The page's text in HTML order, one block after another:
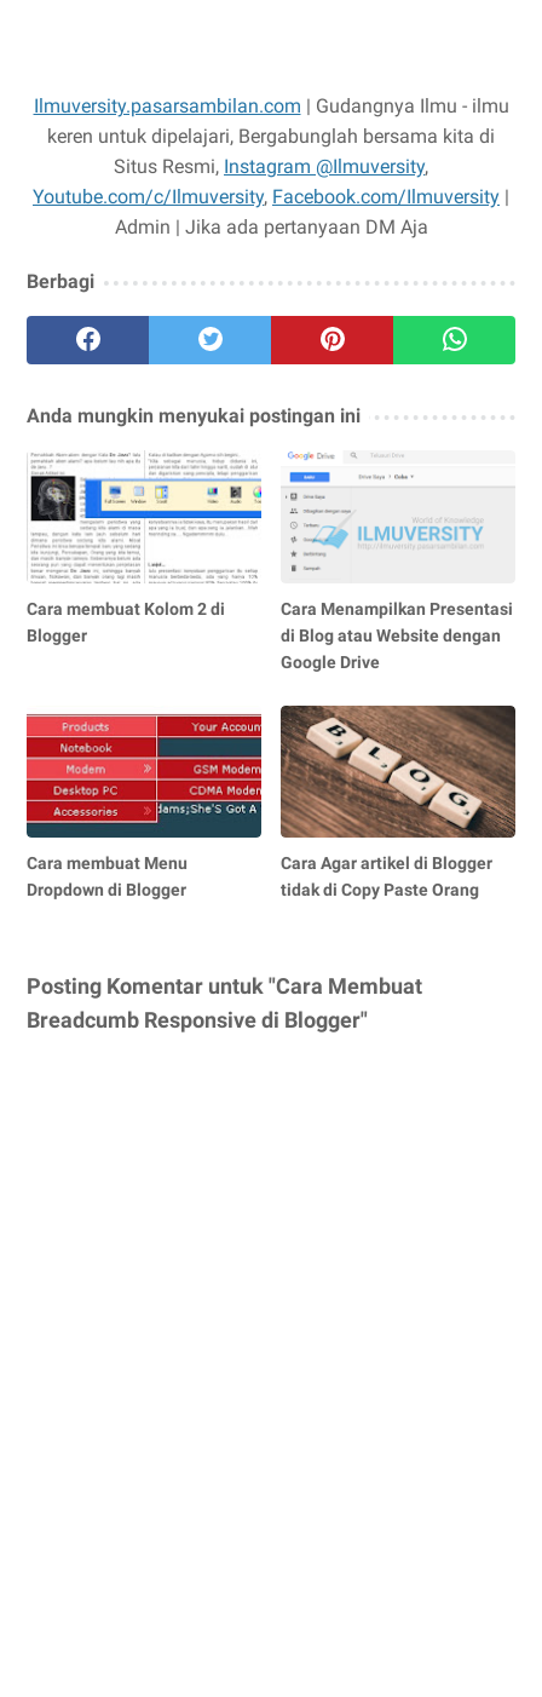
Ilmuversity.pasarsambilan.com | Gudangnya Ilmu - ilmu
keren untuk dipelajari, Bergabunglah bersama kita di
Situs Resmi, Instagram @Ilmuversity,
Youtube.com/c/Ilmuversity, Facebook.com/Ilmuversity |
Admin | Jika ada pertanyaan DM Aja
Berbagi
Anda mungkin menyukai postingan ini
Cara membuat Kolom 2 di
Blogger
Cara Menampilkan Presentasi
di Blog atau Website dengan
Google Drive
Cara membuat Menu
Dropdown di Blogger
Cara Agar artikel di Blogger
tidak di Copy Paste Orang
Posting Komentar untuk "Cara Membuat
Breadcumb Responsive di Blogger"